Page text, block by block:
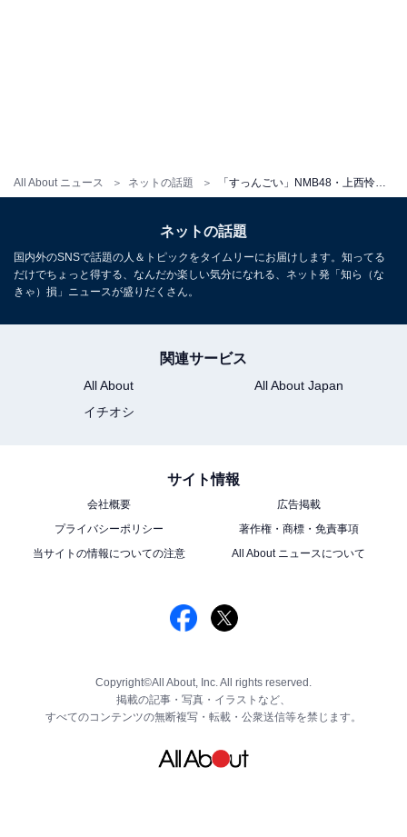
All About ニュース ネットの話題
ネットの話題
国内外のSNSで話題の人＆トピックをタイムリーにお届けします。知ってる
だけでちょっと得する、なんだか楽しい気分になれる、ネット発「知ら（な
きゃ）損」ニュースが盛りだくさん。
関連サービス
All About
All About Japan
イチオシ
サイト情報
会社概要
広告掲載
プライバシーポリシー
著作権・商標・免責事項
当サイトの情報についての注意
All About ニュースについて
Copyright©All About, Inc. All rights reserved.
掲載の記事・写真・イラストなど、
すべてのコンテンツの無断複写・転載・公衆送信等を禁じます。